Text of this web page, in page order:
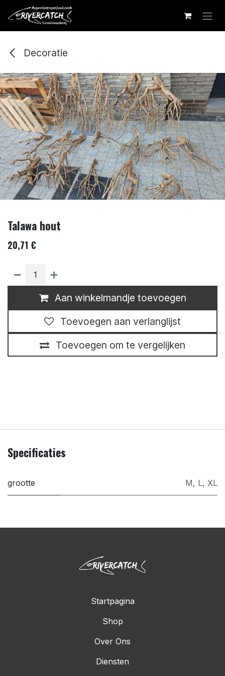
Overslaan naar inhoud
Decoratie
Talawa hout
20,71 €
Aan winkelmandje toevoegen
Toevoegen om te vergelijken
Toevoegen aan verlanglijst
Specificaties
grootte M, L, XL
Startpagina
Shop
Over Ons
Diensten